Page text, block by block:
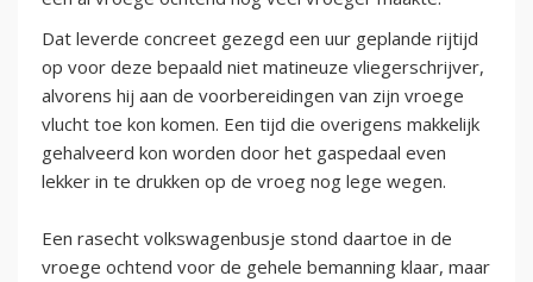
Dat leverde concreet gezegd een uur geplande rijtijd
op voor deze bepaald niet matineuze vliegerschrijver,
alvorens hij aan de voorbereidingen van zijn vroege
vlucht toe kon komen. Een tijd die overigens makkelijk
gehalveerd kon worden door het gaspedaal even
lekker in te drukken op de vroeg nog lege wegen.
Een rasecht volkswagenbusje stond daartoe in de
vroege ochtend voor de gehele bemanning klaar, maar